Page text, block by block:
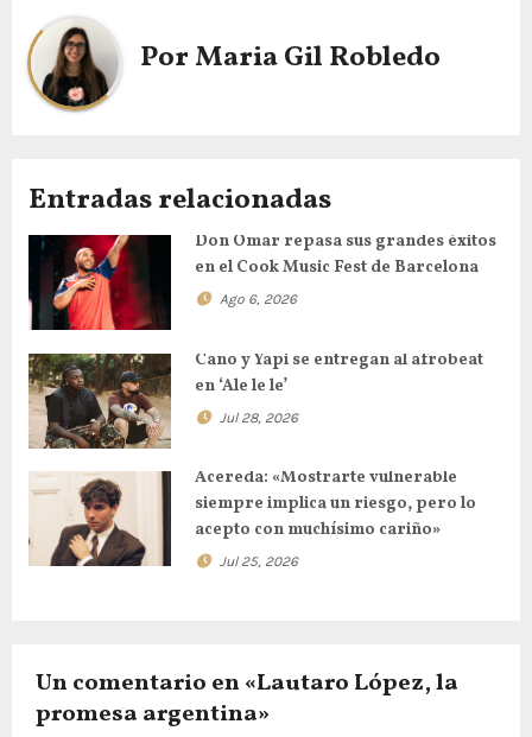
e
g
a
i
ó
n
d
e
e
t
a
d
PorMaria Gil Robledo
Entradas relacionadas
Don Omar repasa sus grandes éxitos
en el Cook Music Fest de Barcelona
Ago 6, 2026
Cano y Yapi se entregan al afrobeat
en ‘Ale le le’
Jul 28, 2026
Acereda: «Mostrarte vulnerable
siempre implica un riesgo, pero lo
acepto con muchísimo cariño»
Jul 25, 2026
Un comentario en «Lautaro López, la
promesa argentina»